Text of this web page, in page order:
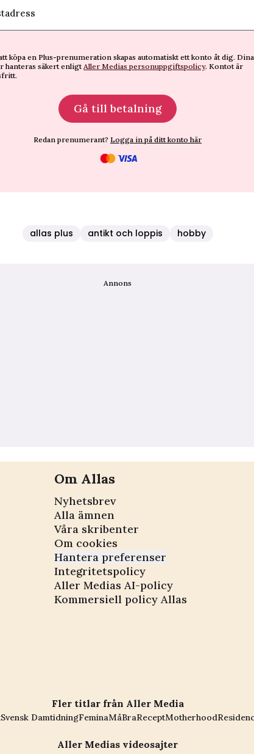
köpa en Plus-prenumeration skapas automatiskt ett konto åt dig. Dina
hanteras säkert enligt Aller Medias personuppgiftspolicy. Kontot är
Gå till betalning
Redan prenumerant? Logga in på ditt konto här
allas plus antikt och loppis hobby
Annons
Om Allas
Nyhetsbrev
Alla ämnen
Våra skribenter
Om cookies
Hantera preferenser
Integritetspolicy
Aller Medias AI-policy
Kommersiell policy Allas
Fler titlar från Aller Media
Svensk DamtidningFeminaMåBraReceptMotherhood
Aller Medias videosajter